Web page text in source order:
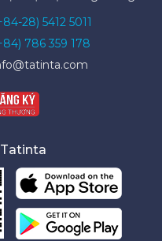
28) 5412 5011
786 359 178